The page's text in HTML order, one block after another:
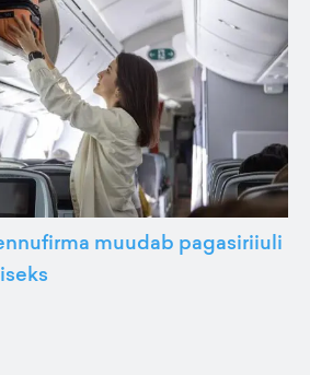
muudab pagasiriiuli